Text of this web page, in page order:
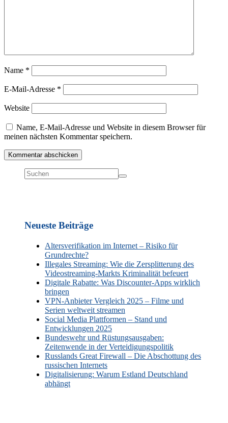
Name *
E-Mail-Adresse *
Website
Name, E-Mail-Adresse und Website in diesem Browser für
meinen nächsten Kommentar speichern.
Neueste Beiträge
Altersverifikation im Internet – Risiko für
Grundrechte?
Illegales Streaming: Wie die Zersplitterung des
Videostreaming-Markts Kriminalität befeuert
Digitale Rabatte: Was Discounter-Apps wirklich
bringen
VPN-Anbieter Vergleich 2025 – Filme und
Serien weltweit streamen
Social Media Plattformen – Stand und
Entwicklungen 2025
Bundeswehr und Rüstungsausgaben:
Zeitenwende in der Verteidigungspolitik
Russlands Great Firewall – Die Abschottung des
russischen Internets
Digitalisierung: Warum Estland Deutschland
abhängt